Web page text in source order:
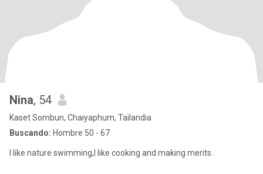
Nina, 54
Kaset Sombun, Chaiyaphum, Tailandia
Buscando: Hombre 50 - 67
I like nature swimming,I like cooking and making merits .